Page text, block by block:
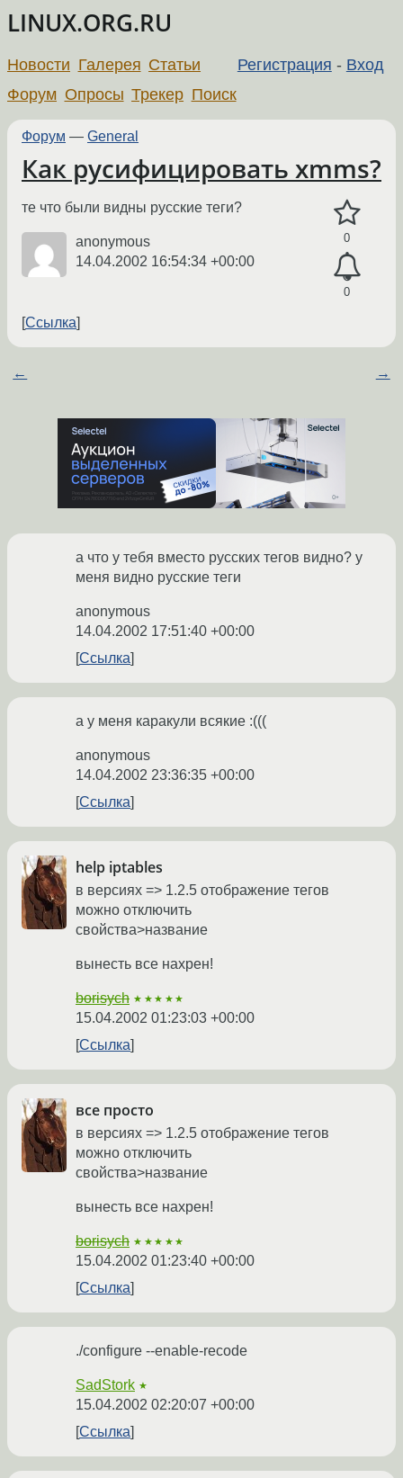
LINUX.ORG.RU
Регистрация - Вход
Новости Галерея Статьи
Форум Опросы Трекер Поиск
Форум — General
Как русифицировать xmms?
0
0
те что были видны русские теги?
anonymous
14.04.2002 16:54:34 +00:00
Ссылка
← →
а что у тебя вместо русских тегов видно? у
меня видно русские теги
anonymous
14.04.2002 17:51:40 +00:00
Ссылка
а у меня каракули всякие :(((
anonymous
14.04.2002 23:36:35 +00:00
Ссылка
help iptables
в версиях => 1.2.5 отображение тегов
можно отключить
свойства>название
вынесть все нахрен!
borisych ★★★★★
15.04.2002 01:23:03 +00:00
Ссылка
все просто
в версиях => 1.2.5 отображение тегов
можно отключить
свойства>название
вынесть все нахрен!
borisych ★★★★★
15.04.2002 01:23:40 +00:00
Ссылка
./configure --enable-recode
SadStork ★
15.04.2002 02:20:07 +00:00
Ссылка